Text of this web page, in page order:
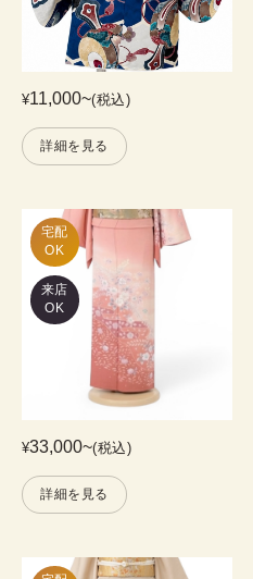
¥11,000~(税込)
詳細を見る
宅配
OK
来店
OK
¥33,000~(税込)
詳細を見る